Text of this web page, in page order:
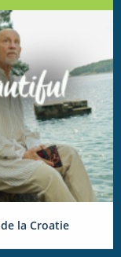
la Croatie